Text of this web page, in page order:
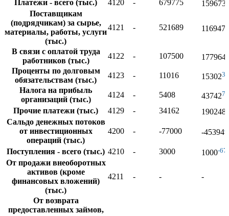
Платежи - всего (тыс.) 4120 - 679775
Поставщикам
(подрядчикам) за сырье,
материалы, работы, услуги
(тыс.)
4121 - 521689 1169477
В связи с оплатой труда
работников (тыс.)
4122 - 107500 177964
Проценты по долговым
обязательствам (тыс.)
4123 - 11016 15302
Налога на прибыль
организаций (тыс.)
4124 - 5408 43742
Прочие платежи (тыс.) 4129 - 34162 190248
Сальдо денежных потоков
от инвестиционных
операций (тыс.)
4200 - -77000 -45394
Поступления - всего (тыс.) 4210 - 3000 1000-
От продажи внеоборотных
активов (кроме
финансовых вложений)
(тыс.)
4211 - - -
От возврата
предоставленных займов,